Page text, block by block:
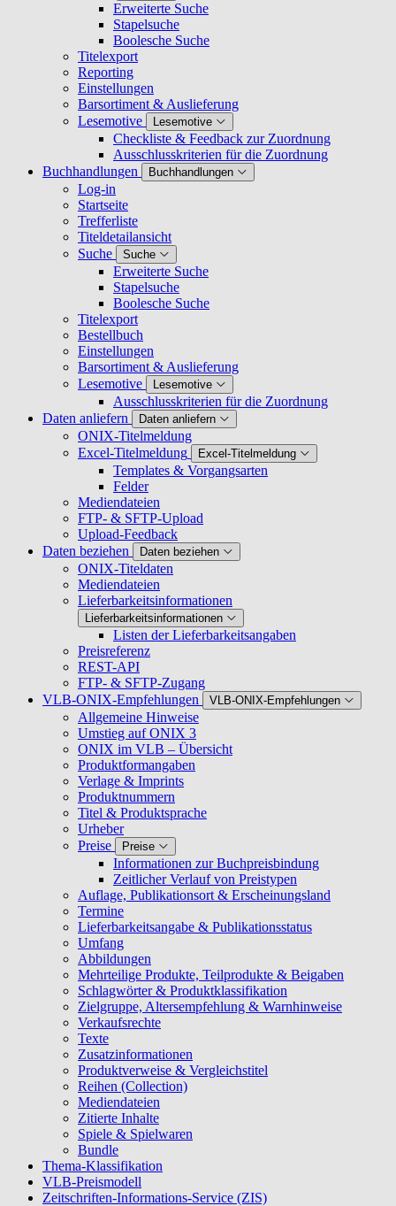
Erweiterte Suche
Stapelsuche
Boolesche Suche
Titelexport
Reporting
Einstellungen
Barsortiment & Auslieferung
Lesemotive
Lesemotive
Checkliste & Feedback zur Zuordnung
Ausschlusskriterien für die Zuordnung
Buchhandlungen
Buchhandlungen
Log-in
Startseite
Trefferliste
Titeldetailansicht
Suche
Suche
Erweiterte Suche
Stapelsuche
Boolesche Suche
Titelexport
Bestellbuch
Einstellungen
Barsortiment & Auslieferung
Lesemotive
Lesemotive
Ausschlusskriterien für die Zuordnung
Daten anliefern
Daten anliefern
ONIX-Titelmeldung
Excel-Titelmeldung
Excel-Titelmeldung
Templates & Vorgangsarten
Felder
Mediendateien
FTP- & SFTP-Upload
Upload-Feedback
Daten beziehen
Daten beziehen
ONIX-Titeldaten
Mediendateien
Lieferbarkeitsinformationen
Lieferbarkeitsinformationen
Listen der Lieferbarkeitsangaben
Preisreferenz
REST-API
FTP- & SFTP-Zugang
VLB-ONIX-Empfehlungen
VLB-ONIX-Empfehlungen
Allgemeine Hinweise
Umstieg auf ONIX 3
ONIX im VLB – Übersicht
Produktformangaben
Verlage & Imprints
Produktnummern
Titel & Produktsprache
Urheber
Preise
Preise
Informationen zur Buchpreisbindung
Zeitlicher Verlauf von Preistypen
Auflage, Publikationsort & Erscheinungsland
Termine
Lieferbarkeitsangabe & Publikationsstatus
Umfang
Abbildungen
Mehrteilige Produkte, Teilprodukte & Beigaben
Schlagwörter & Produktklassifikation
Zielgruppe, Altersempfehlung & Warnhinweise
Verkaufsrechte
Texte
Zusatzinformationen
Produktverweise & Vergleichstitel
Reihen (Collection)
Mediendateien
Zitierte Inhalte
Spiele & Spielwaren
Bundle
Thema-Klassifikation
VLB-Preismodell
Zeitschriften-Informations-Service (ZIS)